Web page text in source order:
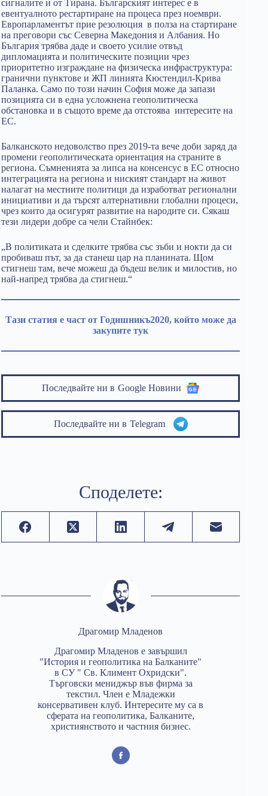
сигналите и от Тирана. Българският интерес е в
евентуалното рестартиране на процеса през ноември.
Европарламентът прие резолюция в полза на стартиране
на преговори със Северна Македония и Албания. Но
България трябва даде и своето усилие отвъд
дипломацията и политическите позиции чрез
приоритетно изграждане на физическа инфраструктура:
гранични пунктове и ЖП линията Кюстендил-Крива
Паланка. Само по този начин София може да запази
позицията си в една усложнена геополитическа
обстановка и в същото време да отстоява интересите на
ЕС.
Балканското недоволство през 2019-та вече доби заряд да
промени геополитическата ориентация на страните в
региона. Съмненията за липса на консенсус в ЕС относно
интеграцията на региона и ниският стандарт на живот
налагат на местните политици да изработват регионални
инициативи и да търсят алтернативни глобални процеси,
чрез които да осигурят развитие на народите си. Сякаш
тези лидери добре са чели Стайнбек:
„В политиката и сделките трябва със зъби и нокти да си
пробиваш път, за да станеш цар на планината. Щом
стигнеш там, вече можеш да бъдеш велик и милостив, но
най-напред трябва да стигнеш.“
Тази статия е част от Годишникъ2020, който може да
закупите тук
Последвайте ни в Google Новини
Последвайте ни в Telegram
Споделете:
Драгомир Младенов
Драгомир Младенов е завършил
"История и геополитика на Балканите"
в СУ " Св. Климент Охридски".
Търговски мениджър във фирма за
текстил. Член е Младежки
консервативен клуб. Интересите му са в
сферата на геополитика, Балканите,
християнството и частния бизнес.